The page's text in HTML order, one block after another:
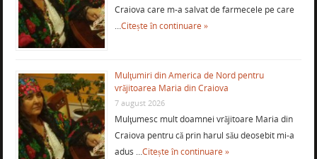
Craiova care m-a salvat de farmecele pe care
…Citește în continuare »
Mulţumiri din America de Nord pentru
vrăjitoarea Maria din Craiova
7 august 2026
Mulţumesc mult doamnei vrăjitoare Maria din
Craiova pentru că prin harul său deosebit mi-a
adus …Citește în continuare »